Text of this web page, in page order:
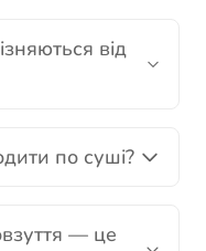
від
по суші?
— це